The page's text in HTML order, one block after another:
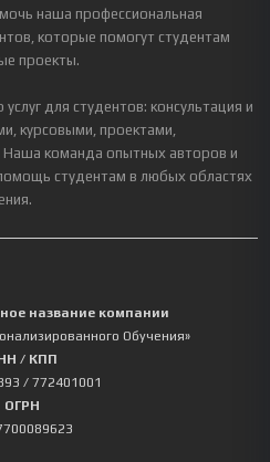
наша профессиональная
которые помогут студентам
проекты.
для студентов: консультация и
курсовыми, проектами,
Наша команда опытных авторов и
студентам в любых областях
название компании
Обучения»
/ КПП
/ 772401001
ОГРН